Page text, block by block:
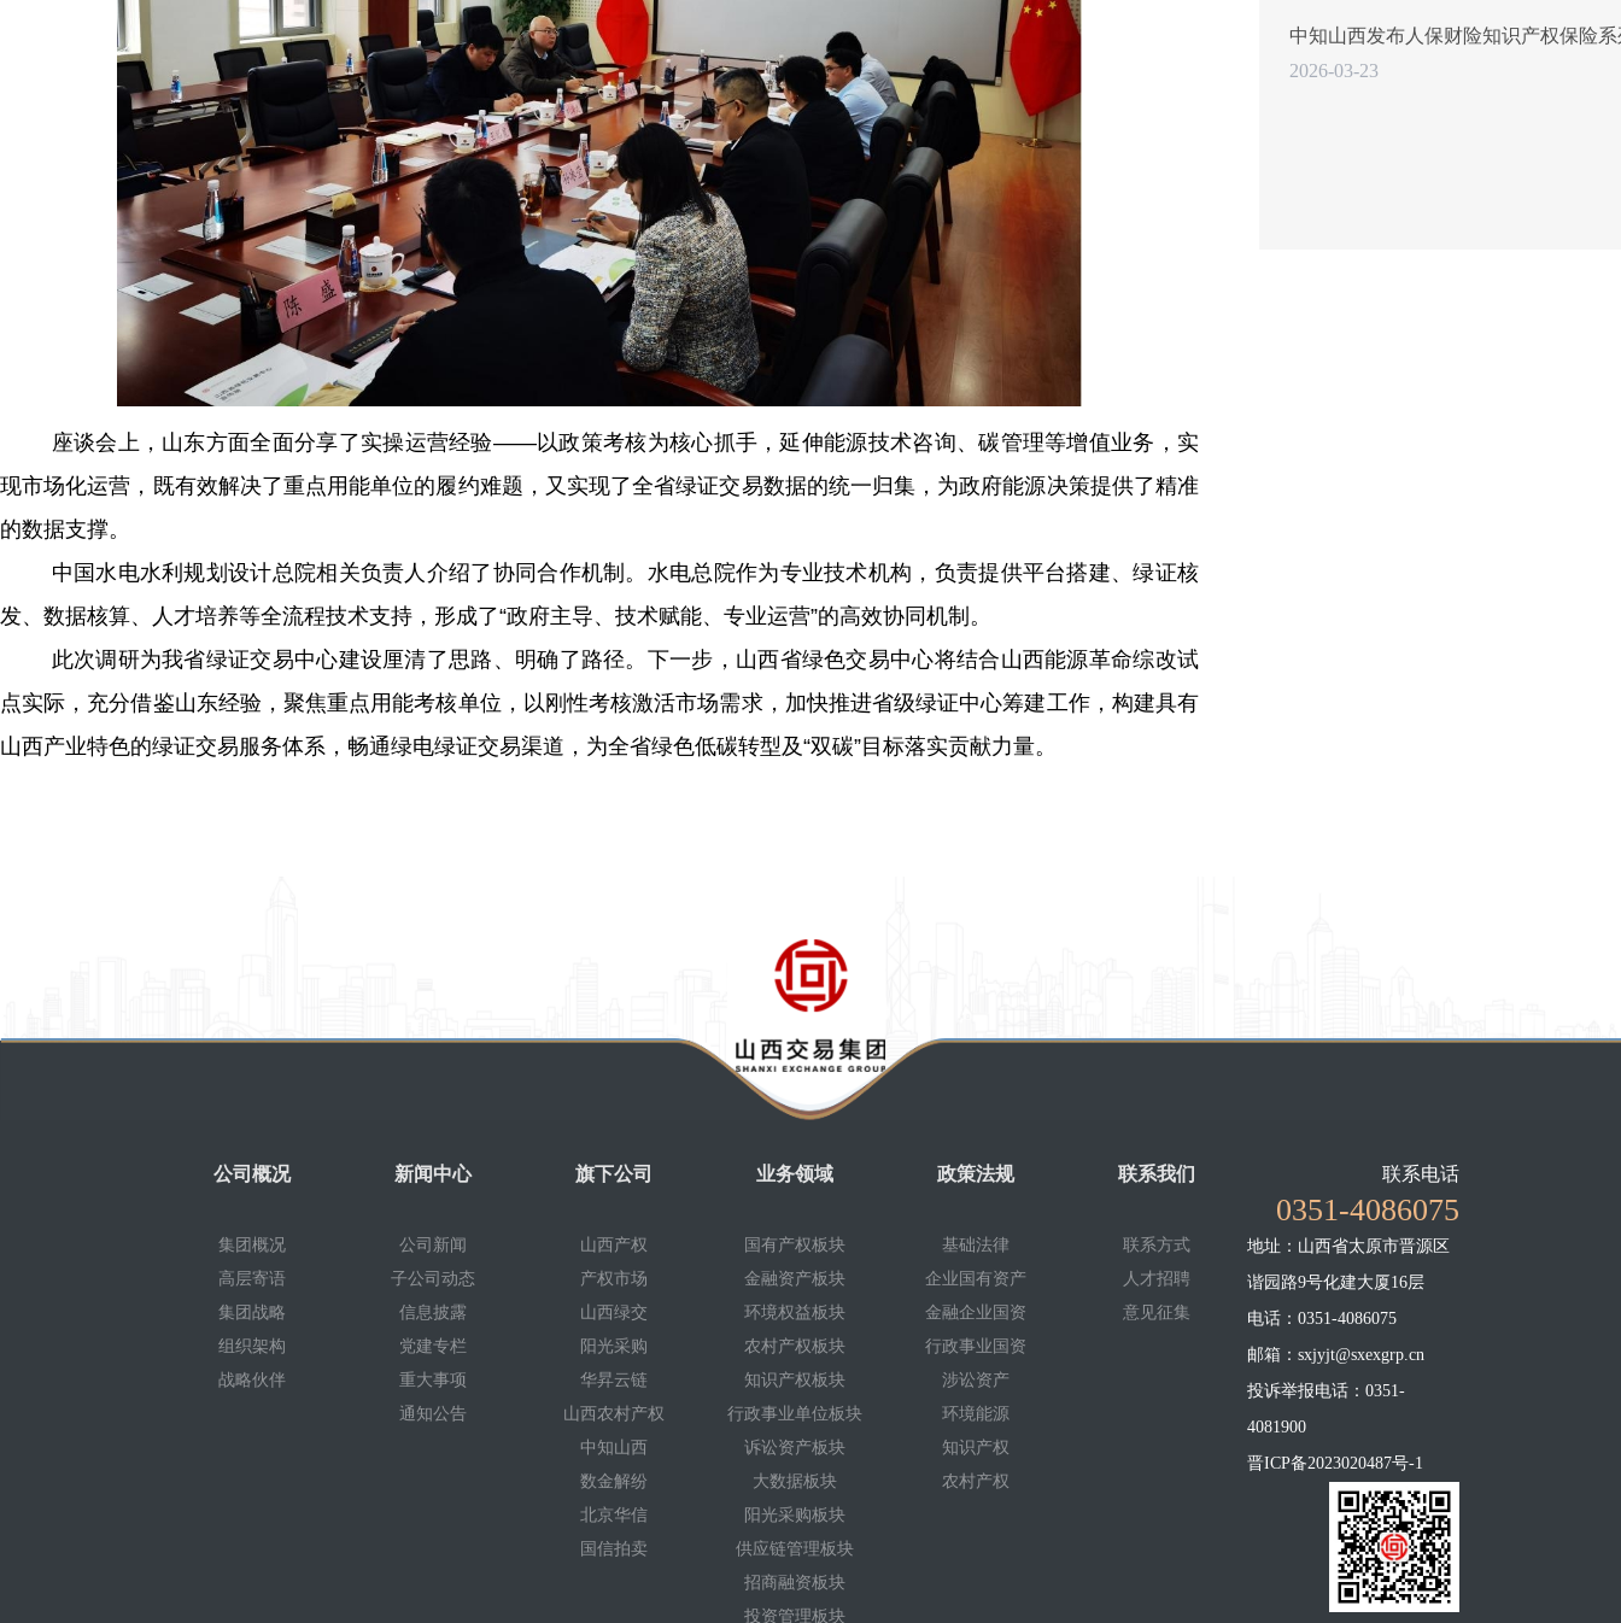
座谈会上，山东方面全面分享了实操运营经验——以政策考核为核心抓手，延伸能源技术咨询、碳管理等增值业务，实
现市场化运营，既有效解决了重点用能单位的履约难题，又实现了全省绿证交易数据的统一归集，为政府能源决策提供了精准
的数据支撑。
中国水电水利规划设计总院相关负责人介绍了协同合作机制。水电总院作为专业技术机构，负责提供平台搭建、绿证核
发、数据核算、人才培养等全流程技术支持，形成了“政府主导、技术赋能、专业运营”的高效协同机制。
此次调研为我省绿证交易中心建设厘清了思路、明确了路径。下一步，山西省绿色交易中心将结合山西能源革命综改试
点实际，充分借鉴山东经验，聚焦重点用能考核单位，以刚性考核激活市场需求，加快推进省级绿证中心筹建工作，构建具有
山西产业特色的绿证交易服务体系，畅通绿电绿证交易渠道，为全省绿色低碳转型及“双碳”目标落实贡献力量。
中知山西发布人保财险知识产权保险
2026-03-23
公司概况
集团概况
高层寄语
集团战略
组织架构
战略伙伴
新闻中心
公司新闻
子公司动态
信息披露
党建专栏
重大事项
通知公告
旗下公司
山西产权
产权市场
山西绿交
阳光采购
华昇云链
山西农村产权
中知山西
数金解纷
北京华信
国信拍卖
业务领域
国有产权板块
金融资产板块
环境权益板块
农村产权板块
知识产权板块
行政事业单位板块
诉讼资产板块
大数据板块
阳光采购板块
供应链管理板块
招商融资板块
投资管理板块
政策法规
基础法律
企业国有资产
金融企业国资
行政事业国资
涉讼资产
环境能源
知识产权
农村产权
联系我们
联系方式
人才招聘
意见征集
联系电话
0351-4086075
地址：山西省太原市晋源区
谐园路9号化建大厦16层
电话：0351-4086075
邮箱：sxjyjt@sxexgrp.cn
投诉举报电话：0351-
4081900
晋ICP备2023020487号-1